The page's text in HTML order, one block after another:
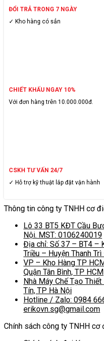
ĐỔI TRẢ TRONG 7 NGÀY
✓ Kho hàng có sẳn
CHIẾT KHẤU NGAY 10%
Với đơn hàng trên 10.000.000đ.
CSKH TƯ VẤN 24/7
✓ Hỗ trợ kỹ thuật lắp đặt vận hành
Thông tin công ty TNHH cơ
Lô 33 BT5 KĐT Cầu
Nội. MST: 0106240019
Địa chỉ: Số 37 – BT4 –
Triều – Huyện Thanh
VP – Kho Hàng TP
Quận Tân Bình, TP HCM
Nhà Máy Chế Tạo
Tín, TP Hà Nội
Hotline / Zalo: 0984
erikovn.sg@gmail.com
Chính sách công ty TNHH cơ